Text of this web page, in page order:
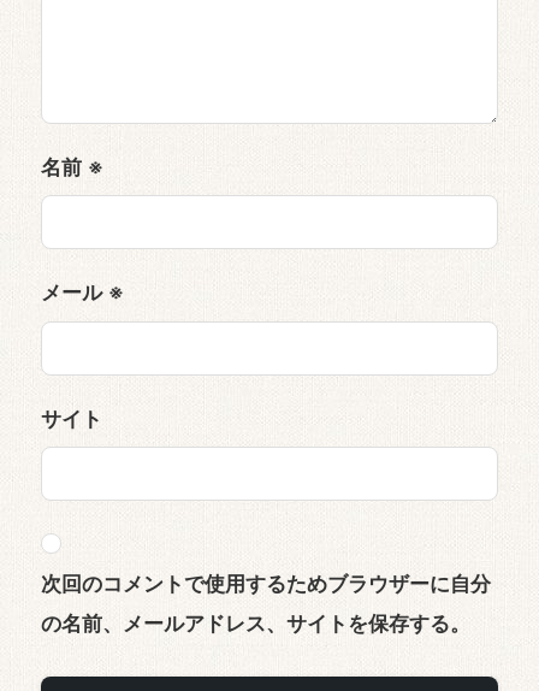
名前 ※
メール ※
サイト
次回のコメントで使用するためブラウザーに自分
の名前、メールアドレス、サイトを保存する。